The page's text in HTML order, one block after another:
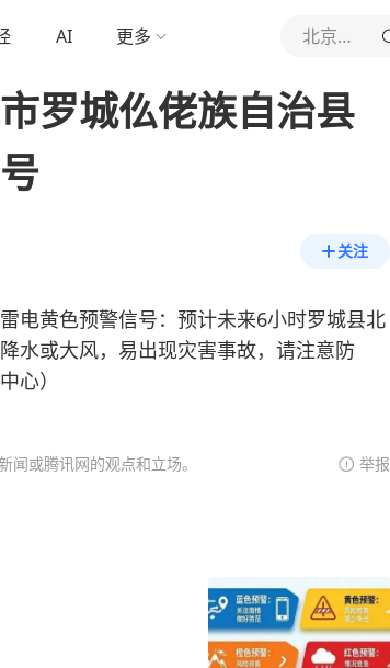
AI 更多 北京青年报官网
罗城仫佬族自治县
关注
电黄色预警信号：预计未来6小时罗城县北
水或大风，易出现灾害事故，请注意防
心）
或腾讯网的观点和立场。 举报